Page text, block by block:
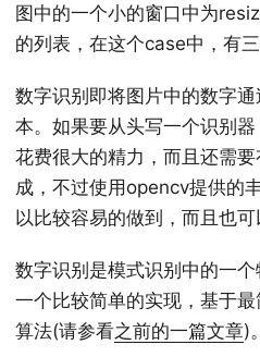
图中的一个小的窗口中为
的列表，在这个case中，有三
数字识别即将图片中的数字
本。如果要从头写一个识别器
花费很大的精力，而且还需
成，不过使用opencv提供的
以比较容易的做到，而且也可
数字识别是模式识别中的一
一个比较简单的实现，基于
算法(请参看之前的一篇文章)。